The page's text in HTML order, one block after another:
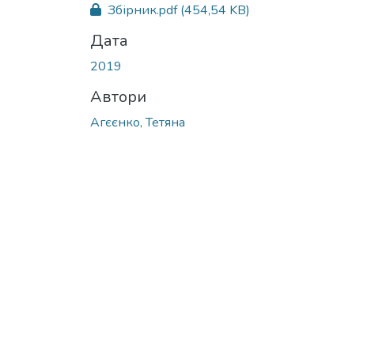
Збірник.pdf(454,54 KB)
Дата
2019
Автори
Агєєнко, Тетяна